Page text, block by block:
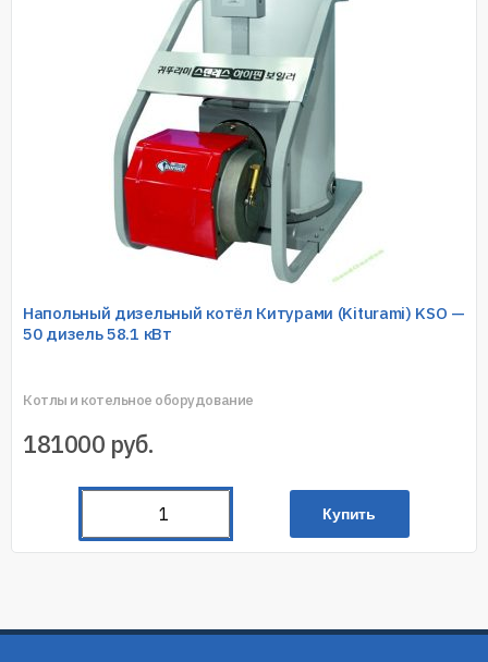
Напольный дизельный котёл Китурами (Kiturami) KSO —
50 дизель 58.1 кВт
Котлы и котельное оборудование
181000 руб.
Купить